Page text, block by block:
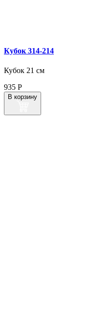
Кубок 314‑214
Кубок 21 см
935 Р
В корзину